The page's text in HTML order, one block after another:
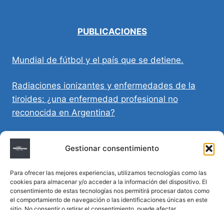
Gestionar consentimiento
Para ofrecer las mejores experiencias, utilizamos tecnologías como las
cookies para almacenar y/o acceder a la información del dispositivo. El
consentimiento de estas tecnologías nos permitirá procesar datos como
el comportamiento de navegación o las identificaciones únicas en este
PUBLICACIONES
Mundial de fútbol y el país que se detiene.
Radiaciones ionizantes y enfermedades de la
tiroides: ¿una enfermedad profesional no
reconocida en Argentina?
Directivas Médicas Anticipadas en Córdoba:
requisitos, registro y validez legal
Sumar vida a los años: decálogo para un
envejecimiento saludable